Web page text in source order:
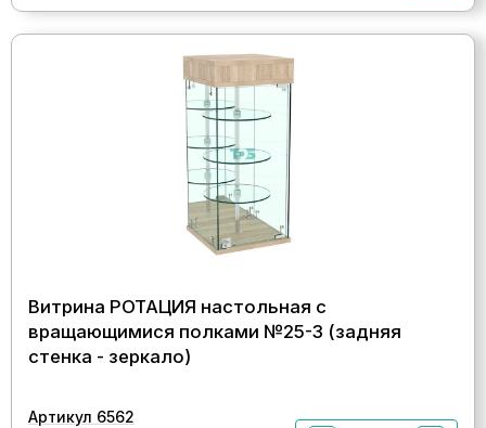
Витрина РОТАЦИЯ настольная с
вращающимися полками №25-3 (задняя
стенка - зеркало)
Артикул 6562